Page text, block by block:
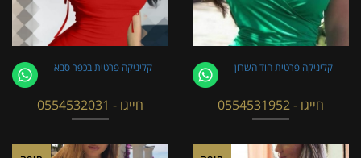
קליניקה פרטית בכפר סבא
חייגו - 0554532031
קליניקה פרטית הוד השרון
חייגו - 0554531952